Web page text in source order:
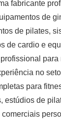
fabricante
de
de pilates,
de cardio e
para
no
para
estúdios de